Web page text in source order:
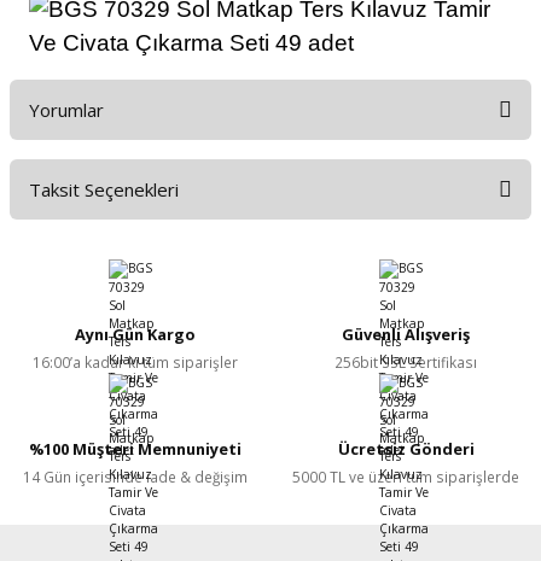
Yorumlar
Taksit Seçenekleri
Aynı Gün Kargo
16:00’a kadar ki tüm siparişler
Güvenli Alışveriş
256bit SSL Sertifikası
%100 Müşteri Memnuniyeti
14 Gün içerisinde iade & değişim
Ücretsiz Gönderi
5000 TL ve üzeri tüm siparişlerde